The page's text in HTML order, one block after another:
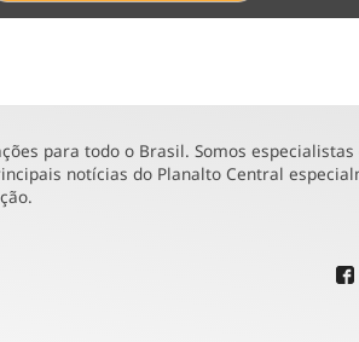
para todo o Brasil. Somos
notícias do Planalto Central